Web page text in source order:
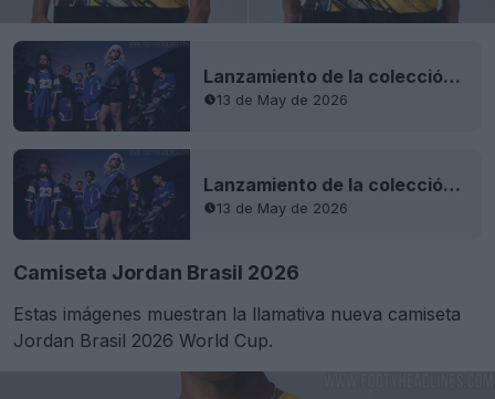
Lanzamiento de la colección de ropa urbana Jordan Brazil 2026 para el Mundial
13 de May de 2026
Lanzamiento de la colección de ropa urbana Jordan Brazil 2026 para el Mundial
13 de May de 2026
Camiseta Jordan Brasil 2026
Estas imágenes muestran la llamativa nueva camiseta
Jordan Brasil 2026 World Cup.